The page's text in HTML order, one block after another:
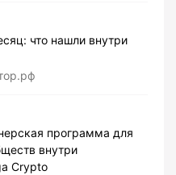
что нашли внутри
программа для
внутри
Crypto